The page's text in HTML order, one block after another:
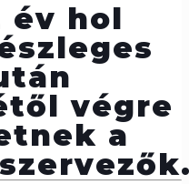
év hol
végre
a